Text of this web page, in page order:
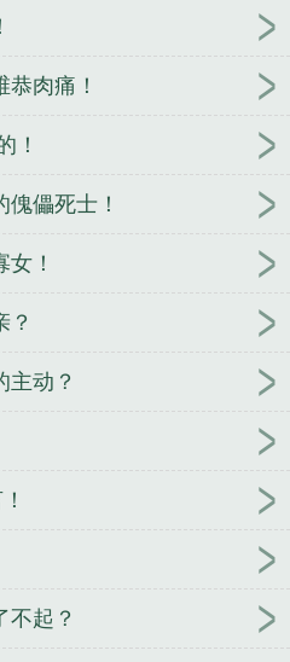
肉痛！
！
儡死士！
！
？
主动？
不起？